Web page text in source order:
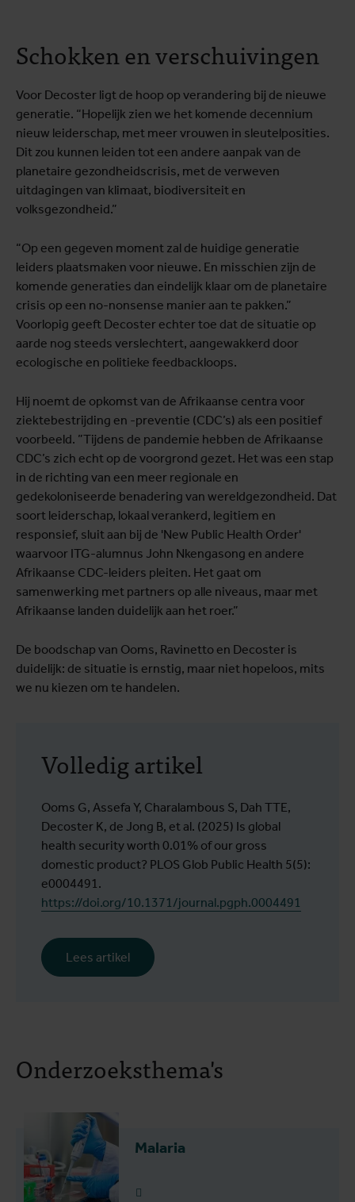
Schokken en verschuivingen
Voor Decoster ligt de hoop op verandering bij de nieuwe
generatie. “Hopelijk zien we het komende decennium
nieuw leiderschap, met meer vrouwen in sleutelposities.
Dit zou kunnen leiden tot een andere aanpak van de
planetaire gezondheidscrisis, met de verweven
uitdagingen van klimaat, biodiversiteit en
volksgezondheid.”
“Op een gegeven moment zal de huidige generatie
leiders plaatsmaken voor nieuwe. En misschien zijn de
komende generaties dan eindelijk klaar om de planetaire
crisis op een no-nonsense manier aan te pakken.”
Voorlopig geeft Decoster echter toe dat de situatie op
aarde nog steeds verslechtert, aangewakkerd door
ecologische en politieke feedbackloops.
Hij noemt de opkomst van de Afrikaanse centra voor
ziektebestrijding en -preventie (CDC’s) als een positief
voorbeeld. ”Tijdens de pandemie hebben de Afrikaanse
CDC’s zich echt op de voorgrond gezet. Het was een stap
in de richting van een meer regionale en
gedekoloniseerde benadering van wereldgezondheid. Dat
soort leiderschap, lokaal verankerd, legitiem en
responsief, sluit aan bij de 'New Public Health Order'
waarvoor ITG-alumnus John Nkengasong en andere
Afrikaanse CDC-leiders pleiten. Het gaat om
samenwerking met partners op alle niveaus, maar met
Afrikaanse landen duidelijk aan het roer.”
De boodschap van Ooms, Ravinetto en Decoster is
duidelijk: de situatie is ernstig, maar niet hopeloos, mits
we nu kiezen om te handelen.
Volledig artikel
Ooms G, Assefa Y, Charalambous S, Dah TTE,
Decoster K, de Jong B, et al. (2025) Is global
health security worth 0.01% of our gross
domestic product? PLOS Glob Public Health 5(5):
e0004491.
https://doi.org/10.1371/journal.pgph.0004491
Lees artikel
Onderzoeksthema's
Malaria
Lees meer